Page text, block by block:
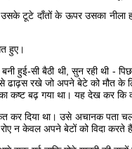
टूटे दाँतों के ऊपर उसका नीला
हुए।
हुई-सी बैठी थी, सुन रही थी -
ढाढ़स रखे जो अपने बेटे को मौत
कष्ट बढ़ गया था। यह देख कर
कर दिया था। उसे अचानक पता
न केवल अपने बेटों को विदा